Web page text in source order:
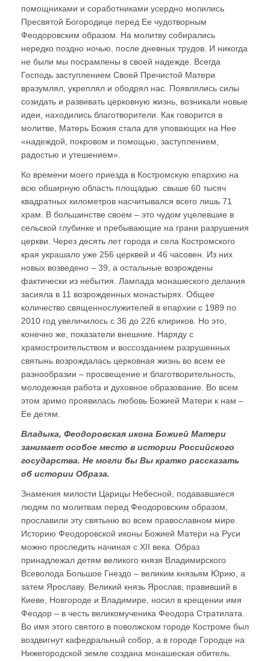
помощниками и соработниками усердно молились
Пресвятой Богородице перед Ее чудотворным
Феодоровским образом. На молитву собирались
нередко поздно ночью, после дневных трудов. И никогда
не были мы посрамлены в своей надежде. Всегда
Господь заступлением Своей Пречистой Матери
вразумлял, укреплял и ободрял нас. Появлялись силы
созидать и развивать церковную жизнь, возникали новые
идеи, находились благотворители. Как говорится в
молитве, Матерь Божия стала для уповающих на Нее
«надеждой, покровом и помощью, заступлением,
радостью и утешением».
Ко времени моего приезда в Костромскую епархию на
всю обширную область площадью свыше 60 тысяч
квадратных километров насчитывался всего лишь 71
храм. В большинстве своем – это чудом уцелевшие в
сельской глубинке и пребывающие на грани разрушения
церкви. Через десять лет города и села Костромского
края украшало уже 256 церквей и 46 часовен. Из них
новых возведено – 39, а остальные возрождены
фактически из небытия. Лампада монашеского делания
засияла в 11 возрожденных монастырях. Общее
количество священнослужителей в епархии с 1989 по
2010 год увеличилось с 36 до 226 клириков. Но это,
конечно же, показатели внешние. Наряду с
храмостроительством и воссозданием разрушенных
святынь возрождалась церковная жизнь во всем ее
разнообразии – просвещение и благотворительность,
молодежная работа и духовное образование. Во всем
этом зримо проявилась любовь Божией Матери к нам –
Ее детям.
Владыка, Феодоровская икона Божией Матери
занимает особое место в истории Российского
государства. Не могли бы Вы кратко рассказать
об истории Образа.
Знамения милости Царицы Небесной, подававшиеся
людям по молитвам перед Феодоровским образом,
прославили эту святыню во всем православном мире.
Историю Феодоровской иконы Божией Матери на Руси
можно проследить начиная с XII века. Образ
принадлежал детям великого князя Владимирского
Всеволода Большое Гнездо – великим князьям Юрию, а
затем Ярославу. Великий князь Ярослав, правивший в
Киеве, Новгороде и Владимире, носил в крещении имя
Феодор – в честь великомученика Феодора Стратилата.
Во имя этого святого в поволжском городе Костроме был
воздвигнут кафедральный собор, а в городе Городце на
Нижегородской земле создана монашеская обитель.